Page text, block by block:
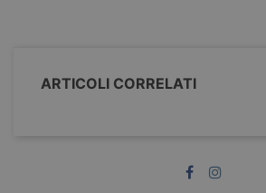
ARTICOLI CORRELATI